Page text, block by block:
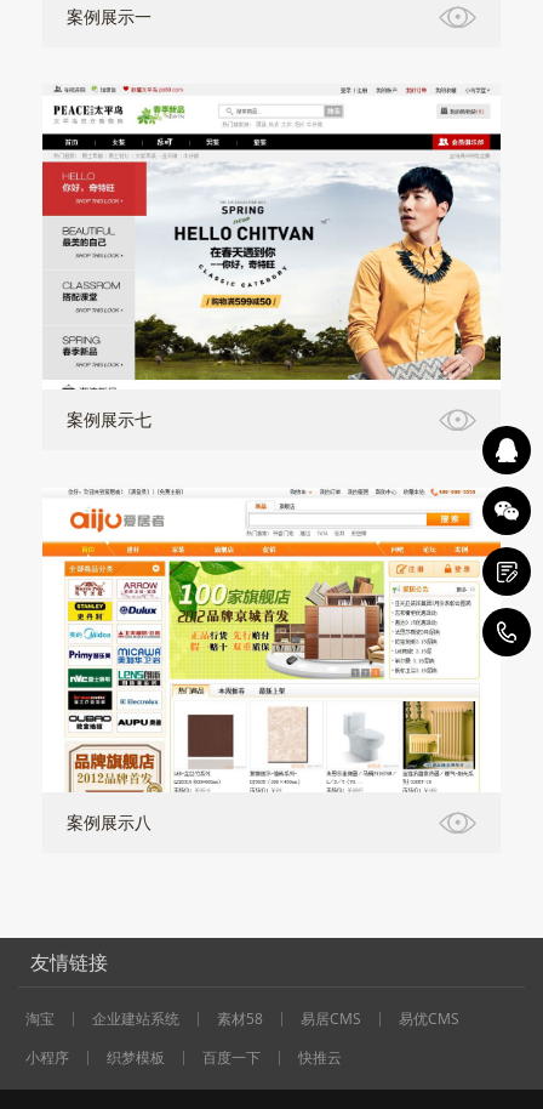
案例展示一
案例展示七
案例展示八
友情链接
淘宝 企业建站系统 素材58 易居CMS
易优CMS
小程序
织梦模板 百度一下 快推云